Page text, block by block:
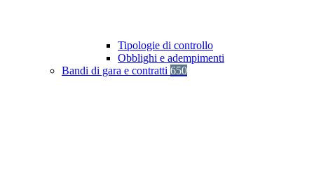
Tipologie di controllo
Obblighi e adempimenti
Bandi di gara e contratti 650